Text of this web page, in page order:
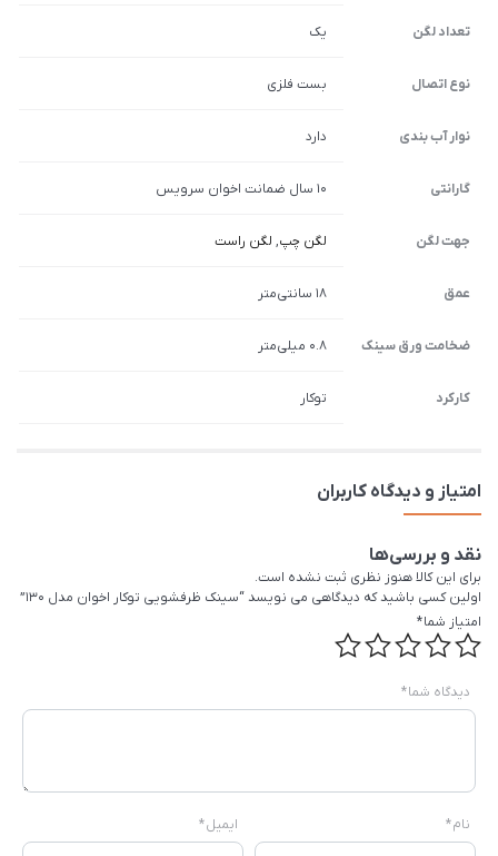
تعداد لگن یک
نوع اتصال بست فلزی
نوار آب بندی دارد
گارانتی 10 سال ضمانت اخوان سرویس
جهت لگن لگن چپ, لگن راست
عمق 18 سانتی‌متر
ضخامت ورق سینک 0.8 میلی‌متر
کارکرد توکار
امتیاز و دیدگاه کاربران
نقد و بررسی‌ها
برای این کالا هنوز نظری ثبت نشده است.
اولین کسی باشید که دیدگاهی می نویسد “سینک ظرفشویی توکار اخوان مدل 130”
امتیاز شما*
دیدگاه شما*
نام* ایمیل*